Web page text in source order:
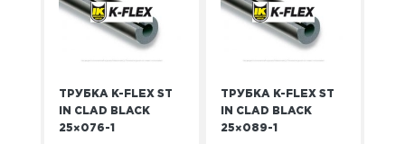
ТРУБКА K-FLEX ST
IN CLAD BLACK
25×076-1
ТРУБКА K-FLEX ST
IN CLAD BLACK
25×089-1